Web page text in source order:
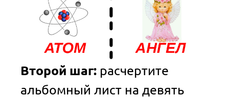
Второй шаг: расчертите
альбомный лист на девять